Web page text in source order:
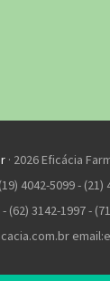
· 2026 Eficácia
4042-5099 - (21)
(62) 3142-1997 -
email: